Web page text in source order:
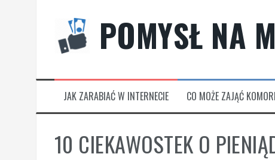
POMYSŁ NA
JAK ZARABIAĆ W INTERNECIE CO MOŻE ZAJĄĆ
10 CIEKAWOSTEK O